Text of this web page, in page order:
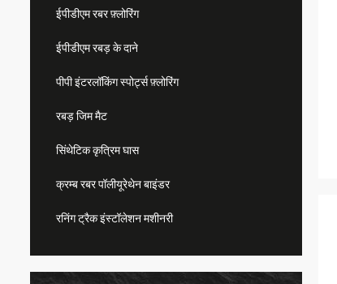
ईपीडीएम रबर फ़्लोरिंग
ईपीडीएम रबड़ के दाने
पीपी इंटरलॉकिंग स्पोर्ट्स फ़्लोरिंग
रबड़ जिम मैट
सिंथेटिक कृत्रिम घास
क्रम्ब रबर पॉलीयूरेथेन बाइंडर
रनिंग ट्रैक इंस्टॉलेशन मशीनरी